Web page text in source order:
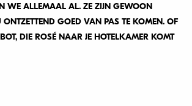
WE ALLEMAAL AL. ZE ZIJN GEWOON
GOED VAN PAS TE KOMEN. OF
DIE ROSÉ NAAR JE HOTELKAMER KOMT